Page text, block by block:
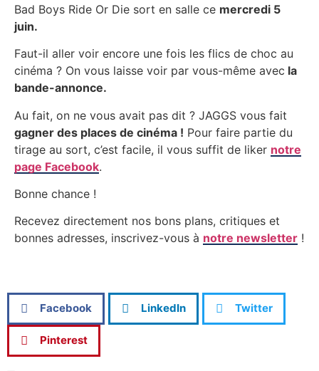
Bad Boys Ride Or Die sort en salle ce mercredi 5
juin.
Faut-il aller voir encore une fois les flics de choc au
cinéma ? On vous laisse voir par vous-même avec la
bande-annonce.
Au fait, on ne vous avait pas dit ? JAGGS vous fait
gagner des places de cinéma ! Pour faire partie du
tirage au sort, c’est facile, il vous suffit de liker notre
page Facebook.
Bonne chance !
Recevez directement nos bons plans, critiques et
bonnes adresses, inscrivez-vous à notre newsletter !
Facebook LinkedIn Twitter
Pinterest